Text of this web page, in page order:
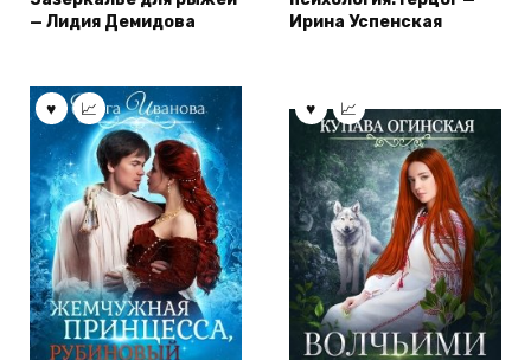
— Лидия Демидова
Ирина Успенская